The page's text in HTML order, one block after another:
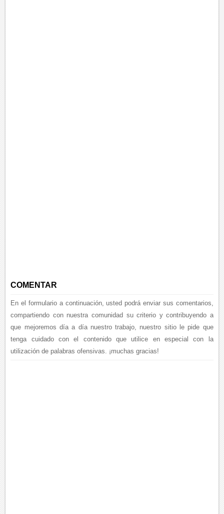
COMENTAR
En el formulario a continuación, usted podrá enviar sus comentarios,
compartiendo con nuestra comunidad su criterio y contribuyendo a
que mejoremos día a día nuestro trabajo, nuestro sitio le pide que
tenga cuidado con el contenido que utilice en especial con la
utilización de palabras ofensivas. ¡muchas gracias!